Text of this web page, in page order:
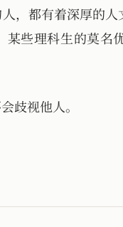
，都有着深厚的
些理科生的莫名
歧视他人。